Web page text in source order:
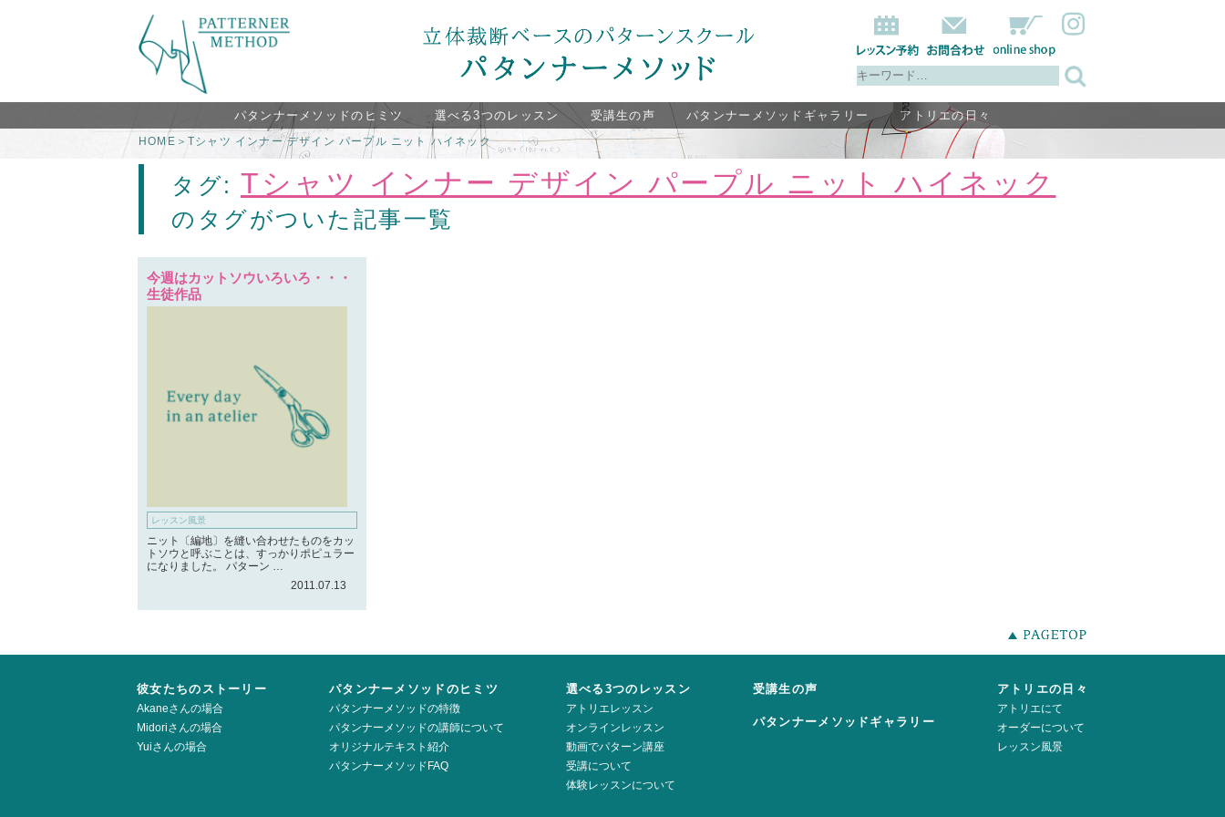
パタンナーメソッドのヒミツ 選べる3つのレッスン 受講生の声 パタンナーメソッドギャラリー アトリエの日々
HOME ＞Tシャツ インナー デザイン パープル ニット ハイネック
タグ: Tシャツ インナー デザイン パープル ニット ハイネック
のタグがついた記事一覧
今週はカットソウいろいろ・・・
生徒作品
レッスン風景
ニット〔編地〕を縫い合わせたものをカッ
トソウと呼ぶことは、すっかりポピュラー
になりました。 パターン …
2011.07.13
彼女たちのストーリー
Akaneさんの場合
Midoriさんの場合
Yuiさんの場合
パタンナーメソッドのヒミツ
パタンナーメソッドの特徴
パタンナーメソッドの講師について
オリジナルテキスト紹介
パタンナーメソッドFAQ
選べる3つのレッスン
アトリエレッスン
オンラインレッスン
動画でパターン講座
受講について
体験レッスンについて
受講生の声
パタンナーメソッドギャラリー
アトリエの日々
アトリエにて
オーダーについて
レッスン風景